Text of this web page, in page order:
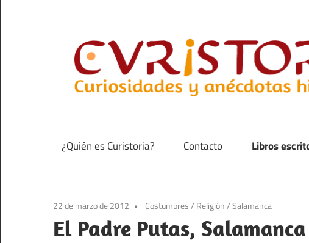
contenido
anécdotas
de
¿Quién es Curistoria? Contacto Libros
22 de marzo de 2012 Costumbres/ Religión/Salamanca
El Padre Putas,